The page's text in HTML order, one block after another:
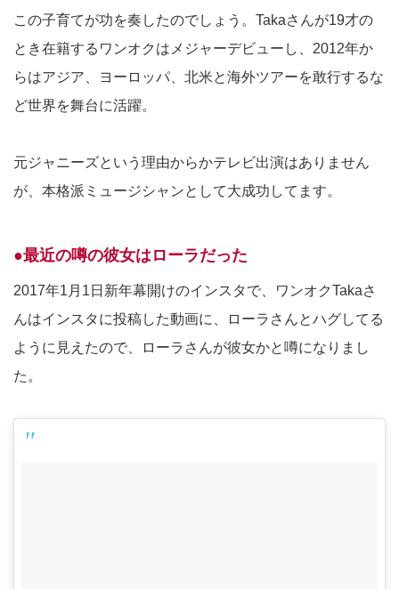
この子育てが功を奏したのでしょう。Takaさんが19才の
とき在籍するワンオクはメジャーデビューし、2012年か
らはアジア、ヨーロッパ、北米と海外ツアーを敢行するな
ど世界を舞台に活躍。
元ジャニーズという理由からかテレビ出演はありません
が、本格派ミュージシャンとして大成功してます。
●最近の噂の彼女はローラだった
2017年1月1日新年幕開けのインスタで、ワンオクTakaさ
んはインスタに投稿した動画に、ローラさんとハグしてる
ように見えたので、ローラさんが彼女かと噂になりまし
た。